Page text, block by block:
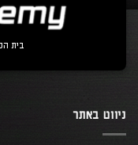
בית
ניווט באתר